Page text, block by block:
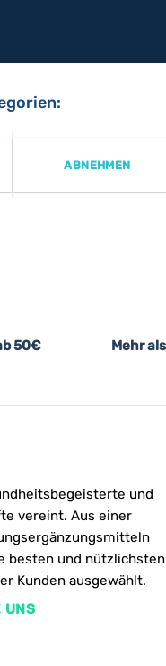
ABNEHMEN
50€ Mehr
und
vereint. Aus einer
besten und nützlichsten
Kunden ausgewählt.
UNS